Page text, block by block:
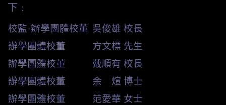
下﹕
校監-辦學團體校董 吳俊雄 校長
辦學團體校董
方文標 先生
辦學團體校董
戴順有 校長
辦學團體校董
余 煊 博士
辦學團體校董
范愛華 女士